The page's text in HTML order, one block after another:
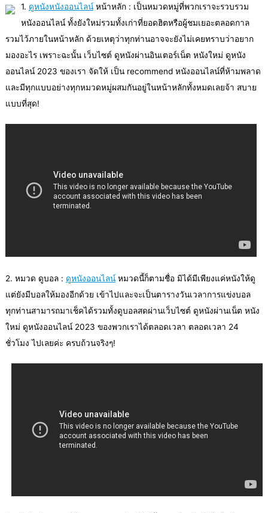
1. ดูหนังหนังออนไลน์หน้าหลัก : เป็นหมวดหมู่ที่พวกเราจะรวบรวม
หนังออนไลน์ ทั้งยังใหม่รวมทั้งเก่าที่ยอดฮิตหรือผู้ชมเยอะตลอดกาล
รวมไว้ภายในหน้าหลัก ด้วยเหตุว่าทุกท่านอาจจะยังไม่เคยทราบว่าอยาก
มองอะไร เพราะฉะนั้น เว็บไซต์ ดูหนังผ่านอินเตอร์เน็ต หนังใหม่ ดูหนัง
ออนไลน์ 2023 ของเรา จัดให้ เป็น recommend หนังออนไลน์ที่ห้ามพลาด
และมีทุกแบบอย่างทุกหมวดหมู่ผสมกันอยู่ในหน้าหลักทั้งหมดเลยจ้า สบาย
แบบที่สุด!
2. หมวด ดูบอล : ดูหนังออนไลน์หมวดนี้ก็ตามชื่อ มิได้มีเพียงแค่หนังให้ดู
แต่ยังมีบอลให้มองอีกด้วย เข้าไปและจะเป็นตารางวันเวลาการแข่งบอล
ทุกท่านสามารถมาเช็คได้รวมทั้งดูบอลสดผ่านเว็บไซต์ ดูหนังผ่านเน็ต หนัง
ใหม่ ดูหนังออนไลน์ 2023 ของพวกเราได้ตลอดเวลา ตลอดเวลา 24
ชั่วโมง ไปเลยค่ะ ครบถ้วนจริงๆ!